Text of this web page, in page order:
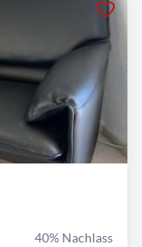
40% Nachlass